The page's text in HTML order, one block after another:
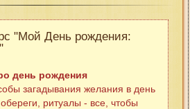
"Мой День рождения:
день рождения
загадывания желания в день
ритуалы - все, чтобы